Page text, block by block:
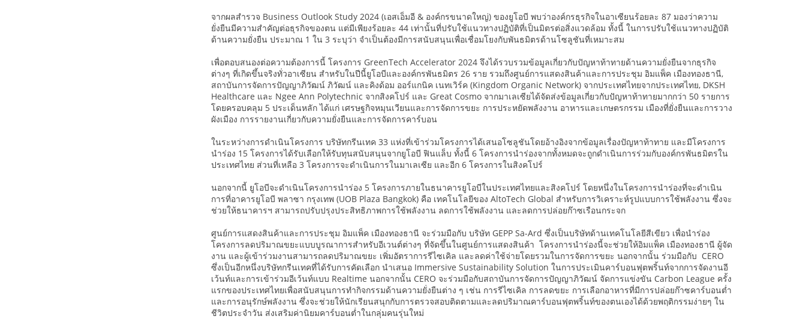
จากผลสำรวจ Business Outlook Study 2024 (เอสเอ็มอี & องค์กรขนาดใหญ่) ของยูโอบี พบว่าองค์กรธุรกิจในอาเซียนร้อยละ 87 มองว่าความ
ยั่งยืนมีความสำคัญต่อธุรกิจของตน แต่มีเพียงร้อยละ 44 เท่านั้นที่ปรับใช้แนวทางปฏิบัติที่เป็นมิตรต่อสิ่งแวดล้อม ทั้งนี้ ในการปรับใช้แนวทางปฏิบัติ
ด้านความยั่งยืน ประมาณ 1 ใน 3 ระบุว่า จำเป็นต้องมีการสนับสนุนเพื่อเชื่อมโยงกับพันธมิตรด้านโซลูชันที่เหมาะสม
เพื่อตอบสนองต่อความต้องการนี้ โครงการ GreenTech Accelerator 2024 จึงได้รวบรวมข้อมูลเกี่ยวกับปัญหาท้าทายด้านความยั่งยืนจากธุรกิจ
ต่างๆ ที่เกิดขึ้นจริงทั่วอาเซียน สำหรับในปีนี้ยูโอบีและองค์กรพันธมิตร 26 ราย รวมถึงศูนย์การแสดงสินค้าและการประชุม อิมแพ็ค เมืองทองธานี,
สถาบันการจัดการปัญญาภิวัฒน์ ภิวัฒน์ และคิงด้อม ออร์แกนิค เนทเวิร์ค (Kingdom Organic Network) จากประเทศไทยจากประเทศไทย, DKSH
Healthcare และ Ngee Ann Polytechnic จากสิงคโปร์ และ Great Cosmo จากมาเลเซียได้จัดส่งข้อมูลเกี่ยวกับปัญหาท้าทายมากกว่า 50 รายการ
โดยครอบคลุม 5 ประเด็นหลัก ได้แก่ เศรษฐกิจหมุนเวียนและการจัดการขยะ การประหยัดพลังงาน อาหารและเกษตรกรรม เมืองที่ยั่งยืนและการวาง
ผังเมือง การรายงานเกี่ยวกับความยั่งยืนและการจัดการคาร์บอน
ในระหว่างการดำเนินโครงการ บริษัทกรีนเทค 33 แห่งที่เข้าร่วมโครงการได้เสนอโซลูชันโดยอ้างอิงจากข้อมูลเรื่องปัญหาท้าทาย และมีโครงการ
นำร่อง 15 โครงการได้รับเลือกให้รับทุนสนับสนุนจากยูโอบี ฟินแล็บ ทั้งนี้ 6 โครงการนำร่องจากทั้งหมดจะถูกดำเนินการร่วมกับองค์กรพันธมิตรใน
ประเทศไทย ส่วนที่เหลือ 3 โครงการจะดำเนินการในมาเลเซีย และอีก 6 โครงการในสิงคโปร์
นอกจากนี้ ยูโอบีจะดำเนินโครงการนำร่อง 5 โครงการภายในธนาคารยูโอบีในประเทศไทยและสิงคโปร์ โดยหนึ่งในโครงการนำร่องที่จะดำเนิน
การที่อาคารยูโอบี พลาซา กรุงเทพ (UOB Plaza Bangkok) คือ เทคโนโลยีของ AltoTech Global สำหรับการวิเคราะห์รูปแบบการใช้พลังงาน ซึ่งจะ
ช่วยให้ธนาคารฯ สามารถปรับปรุงประสิทธิภาพการใช้พลังงาน ลดการใช้พลังงาน และลดการปล่อยก๊าซเรือนกระจก
ศูนย์การแสดงสินค้าและการประชุม อิมแพ็ค เมืองทองธานี จะร่วมมือกับ บริษัท GEPP Sa-Ard ซึ่งเป็นบริษัทด้านเทคโนโลยีสีเขียว เพื่อนำร่อง
โครงการลดปริมาณขยะแบบบูรณาการสำหรับอีเวนต์ต่างๆ ที่จัดขึ้นในศูนย์การแสดงสินค้า โครงการนำร่องนี้จะช่วยให้อิมแพ็ค เมืองทองธานี ผู้จัด
งาน และผู้เข้าร่วมงานสามารถลดปริมาณขยะ เพิ่มอัตราการรีไซเคิล และลดค่าใช้จ่ายโดยรวมในการจัดการขยะ นอกจากนั้น ร่วมมือกับ CERO
ซึ่งเป็นอีกหนึ่งบริษัทกรีนเทคที่ได้รับการคัดเลือก นำเสนอ Immersive Sustainability Solution ในการประเมินคาร์บอนฟุตพริ้นท์จากการจัดงานอี
เว้นท์และการเข้าร่วมอีเว้นท์แบบ Realtime นอกจากนั้น CERO จะร่วมมือกับสถาบันการจัดการปัญญาภิวัฒน์ จัดการแข่งขัน Carbon League ครั้ง
แรกของประเทศไทยเพื่อสนับสนุนการทำกิจกรรมด้านความยั่งยืนต่าง ๆ เช่น การรีไซเคิล การลดขยะ การเลือกอาหารที่มีการปล่อยก๊าซคาร์บอนต่ำ
และการอนุรักษ์พลังงาน ซึ่งจะช่วยให้นักเรียนสนุกกับการตรวจสอบติดตามและลดปริมาณคาร์บอนฟุตพริ้นท์ของตนเองได้ด้วยพฤติกรรมง่ายๆ ใน
ชีวิตประจำวัน ส่งเสริมค่านิยมคาร์บอนต่ำในกลุ่มคนรุ่นใหม่